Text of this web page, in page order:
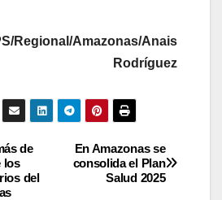
Regional/Amazonas/Anais
Rodríguez
En Amazonas se
consolida el Plan
Salud 2025
de
los
del